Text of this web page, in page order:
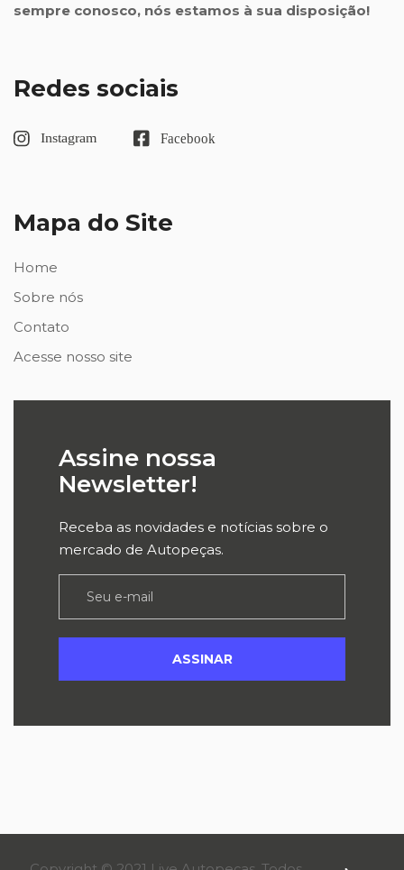
sempre conosco, nós estamos à sua disposição!
Redes sociais
Mapa do Site
Home
Sobre nós
Contato
Acesse nosso site
Assine nossa
Newsletter!
Receba as novidades e notícias sobre o
mercado de Autopeças.